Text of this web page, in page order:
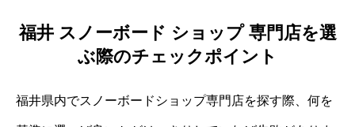
福井 スノーボード ショップ 専門店を選
ぶ際のチェックポイント
福井県内でスノーボードショップ専門店を探す際、何を